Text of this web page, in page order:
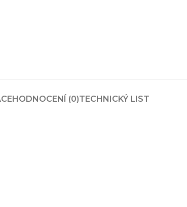
Řešení na míru
HODNOCENÍ (0)TECHNICKÝ LIST